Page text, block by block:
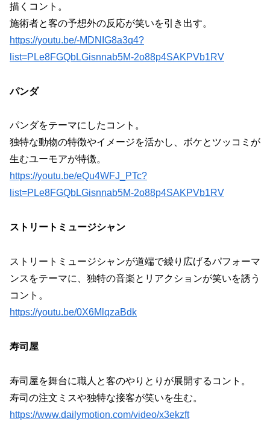
描くコント。
施術者と客の予想外の反応が笑いを引き出す。
https://youtu.be/-MDNIG8a3q4?
list=PLe8FGQbLGisnnab5M-2o88p4SAKPVb1RV
パンダ
パンダをテーマにしたコント。
独特な動物の特徴やイメージを活かし、ボケとツッコミが
生むユーモアが特徴。
https://youtu.be/eQu4WFJ_PTc?
list=PLe8FGQbLGisnnab5M-2o88p4SAKPVb1RV
ストリートミュージシャン
ストリートミュージシャンが道端で繰り広げるパフォーマ
ンスをテーマに、独特の音楽とリアクションが笑いを誘う
コント。
https://youtu.be/0X6MlqzaBdk
寿司屋
寿司屋を舞台に職人と客のやりとりが展開するコント。
寿司の注文ミスや独特な接客が笑いを生む。
https://www.dailymotion.com/video/x3ekzft